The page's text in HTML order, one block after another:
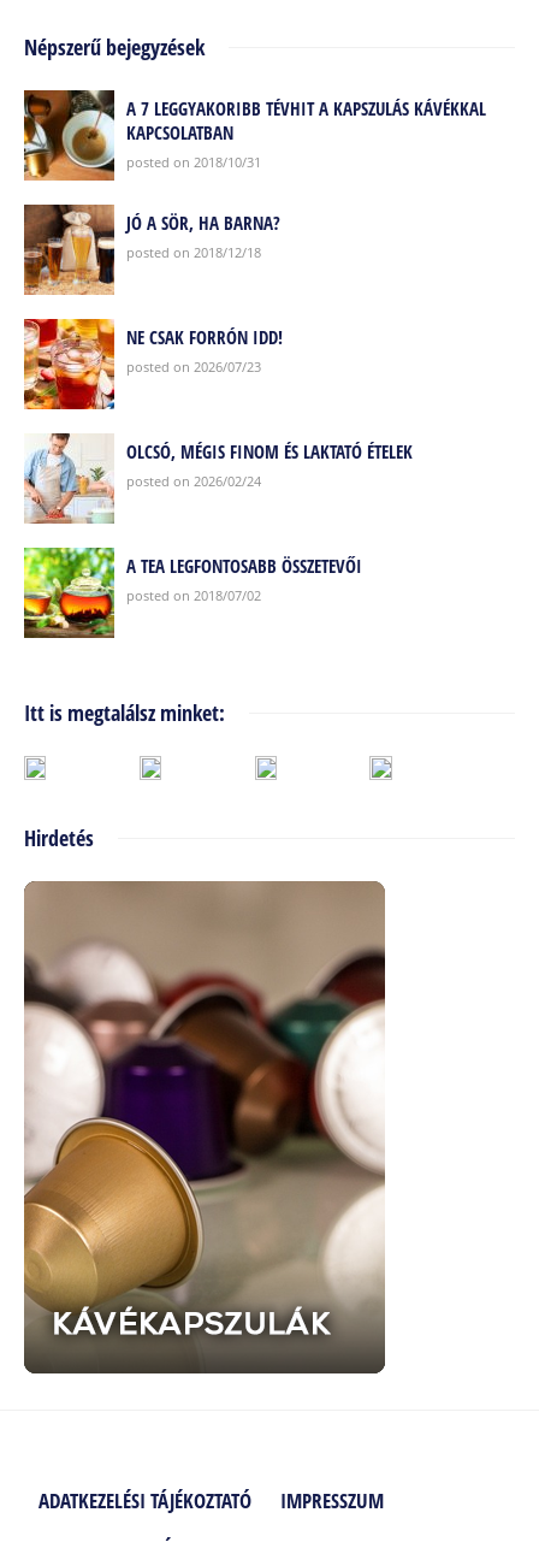
Népszerű bejegyzések
A 7 LEGGYAKORIBB TÉVHIT A KAPSZULÁS KÁVÉKKAL
KAPCSOLATBAN
posted on 2018/10/31
JÓ A SÖR, HA BARNA?
posted on 2018/12/18
NE CSAK FORRÓN IDD!
posted on 2026/07/23
OLCSÓ, MÉGIS FINOM ÉS LAKTATÓ ÉTELEK
posted on 2026/02/24
A TEA LEGFONTOSABB ÖSSZETEVŐI
posted on 2018/07/02
Itt is megtalálsz minket:
Hirdetés
ADATKEZELÉSI TÁJÉKOZTATÓ
IMPRESSZUM